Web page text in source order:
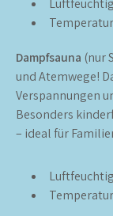
Dampfsauna (nur
und Atemwege!
Verspannungen
Besonders
– ideal für